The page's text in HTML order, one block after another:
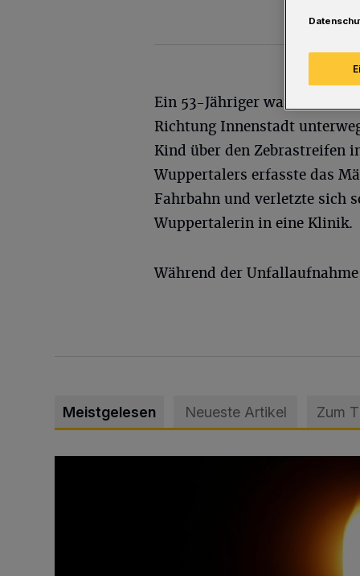
Ein 53-Jähriger war mit
Richtung Innenstadt
Kind über den Zebrastreifen
Wuppertalers erfasste das
Fahrbahn und verletzte sich
Wuppertalerin in eine Klinik.
Während der
Meistgelesen Neueste Artikel Zum